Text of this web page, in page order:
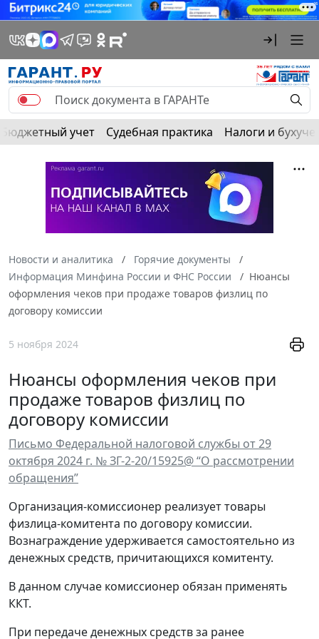
Бюджетный учет Судебная практика Налоги и
Новости и аналитика
Горячие документы
Информация Минфина России и ФНС России
Нюансы
оформления чеков при продаже товаров физлиц по
договору комиссии
5 ноября 2024
Нюансы оформления чеков при
продаже товаров физлиц по
договору комиссии
Письмо Федеральной налоговой службы от 29
октября 2024 г. № ЗГ-2-20/15925@ “О рассмотрении
обращения”
Организация-комиссионер реализует товары
физлица-комитента по договору комиссии.
Вознаграждение удерживается самостоятельно из
денежных средств, причитающихся комитенту.
В данном случае комиссионер обязан применять
ККТ.
При передаче денежных средств за ранее